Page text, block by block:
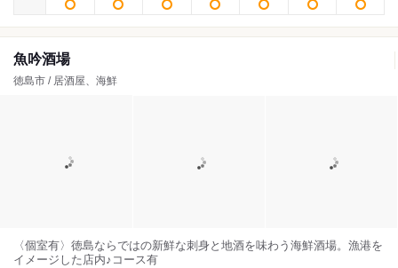
魚吟酒場
徳島市 / 居酒屋、海鮮
〈個室有〉徳島ならではの新鮮な刺身と地酒を味わう海鮮酒場。漁港を
イメージした店内♪コース有